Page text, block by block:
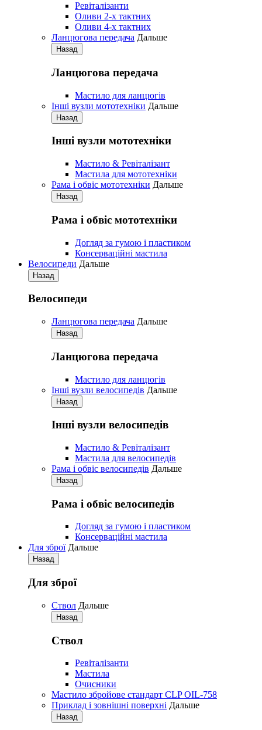
Pевіталізанти
Оливи 2-х тактних
Оливи 4-х тактних
Ланцюгова передача Дальше
Назад
Ланцюгова передача
Мастило для ланцюгів
Iнші вузли мототехніки Дальше
Назад
Iнші вузли мототехніки
Мастило & Ревіталізант
Мастила для мототехніки
Рама і обвіс мототехніки Дальше
Назад
Рама і обвіс мототехніки
Догляд за гумою і пластиком
Консерваційні мастила
Велосипеди Дальше
Назад
Велосипеди
Ланцюгова передача Дальше
Назад
Ланцюгова передача
Мастило для ланцюгів
Iнші вузли велосипедів Дальше
Назад
Iнші вузли велосипедів
Мастило & Ревіталізант
Мастила для велосипедів
Рама і обвіс велосипедів Дальше
Назад
Рама і обвіс велосипедів
Догляд за гумою і пластиком
Консерваційні мастила
Для зброї Дальше
Назад
Для зброї
Ствол Дальше
Назад
Ствол
Ревіталізанти
Мастила
Очисники
Мастило збройове стандарт CLP OIL-758
Приклад і зовнішні поверхні Дальше
Назад